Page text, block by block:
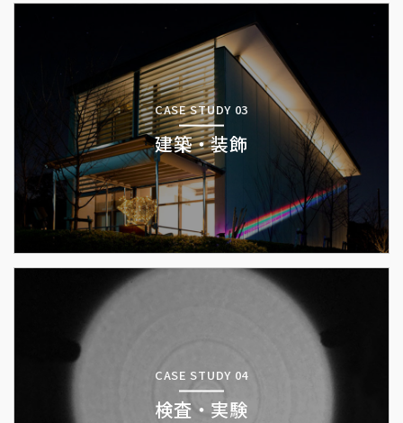
CASE STUDY 03
建築・装飾
CASE STUDY 04
検査・実験